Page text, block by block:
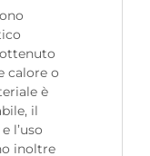
calore o
è
il
l’uso
inoltre